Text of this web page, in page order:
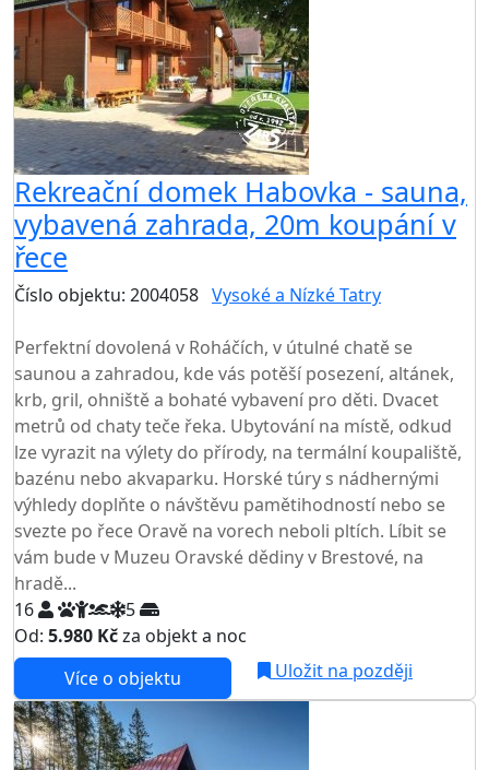
Rekreační domek Habovka - sauna,
vybavená zahrada, 20m koupání v
řece
Číslo objektu: 2004058 Vysoké a Nízké Tatry
Perfektní dovolená v Roháčích, v útulné chatě se
saunou a zahradou, kde vás potěší posezení, altánek,
krb, gril, ohniště a bohaté vybavení pro děti. Dvacet
metrů od chaty teče řeka. Ubytování na místě, odkud
lze vyrazit na výlety do přírody, na termální koupaliště,
bazénu nebo akvaparku. Horské túry s nádhernými
výhledy doplňte o návštěvu pamětihodností nebo se
svezte po řece Oravě na vorech neboli pltích. Líbit se
vám bude v Muzeu Oravské dědiny v Brestové, na
hradě...
16
5
Od: 5.980 Kčza objekt a noc
Více o objektu Uložit na později